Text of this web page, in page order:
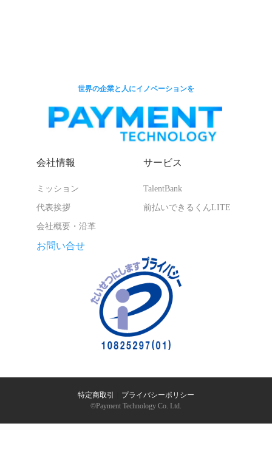
世界の企業と人にイノベーションを
会社情報
ミッション
代表挨拶
会社概要・沿革
サービス
TalentBank
前払いできるくんLITE
お問い合せ
特定商取引
プライバシーポリシー
©︎Payment Technology Co. Ltd.